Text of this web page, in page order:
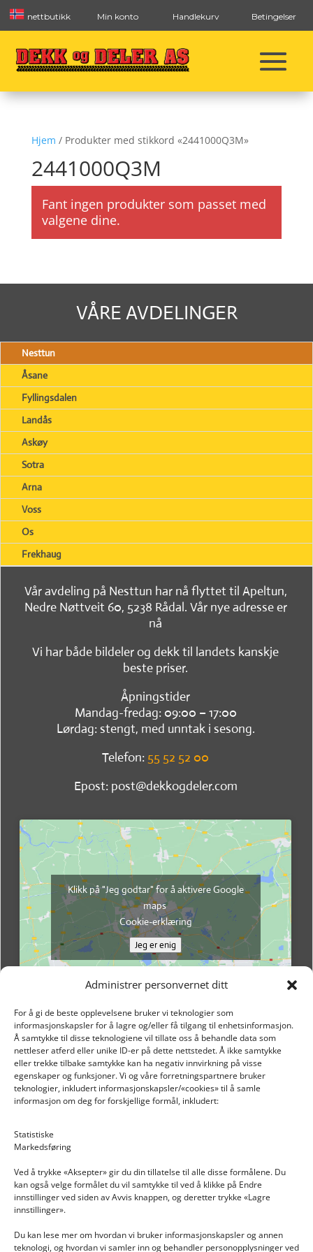
Administrer personvernet ditt
For å gi de beste opplevelsene bruker vi teknologier som
informasjonskapsler for å lagre og/eller få tilgang til enhetsinformasjon.
Å samtykke til disse teknologiene vil tillate oss å behandle data som
nettleser atferd eller unike ID-er på dette nettstedet. Å ikke samtykke
eller trekke tilbake samtykke kan ha negativ innvirkning på visse
egenskaper og funksjoner. Vi og våre forretningspartnere bruker
teknologier, inkludert informasjonskapsler/«cookies» til å samle
informasjon om deg for forskjellige formål, inkludert:
Statistiske
Markedsføring
Ved å trykke «Aksepter» gir du din tillatelse til alle disse formålene. Du
kan også velge formålet du vil samtykke til ved å klikke på Endre
innstillinger ved siden av Avvis knappen, og deretter trykke «Lagre
innstillinger».
Du kan lese mer om hvordan vi bruker informasjonskapsler og annen
teknologi, og hvordan vi samler inn og behandler personopplysninger ved
nettbutikk Min konto Handlekurv Betingelser
Hjem / Produkter med stikkord «2441000Q3M»
2441000Q3M
Fant ingen produkter som passet med
valgene dine.
VÅRE AVDELINGER
Nesttun
Åsane
Fyllingsdalen
Landås
Askøy
Sotra
Arna
Voss
Os
Frekhaug
Vår avdeling på Nesttun har nå flyttet til Apeltun,
Nedre Nøttveit 60, 5238 Rådal. Vår nye adresse er
nå
Vi har både bildeler og dekk til landets kanskje
beste priser.
Åpningstider
Mandag-fredag: 09:00 – 17:00
Lørdag: stengt, med unntak i sesong.
Telefon: 55 52 52 00
Epost: post@dekkogdeler.com
Klikk på "Jeg godtar" for å aktivere Google
maps
Cookie-erklæring
Jeg er enig
INFORMASJON